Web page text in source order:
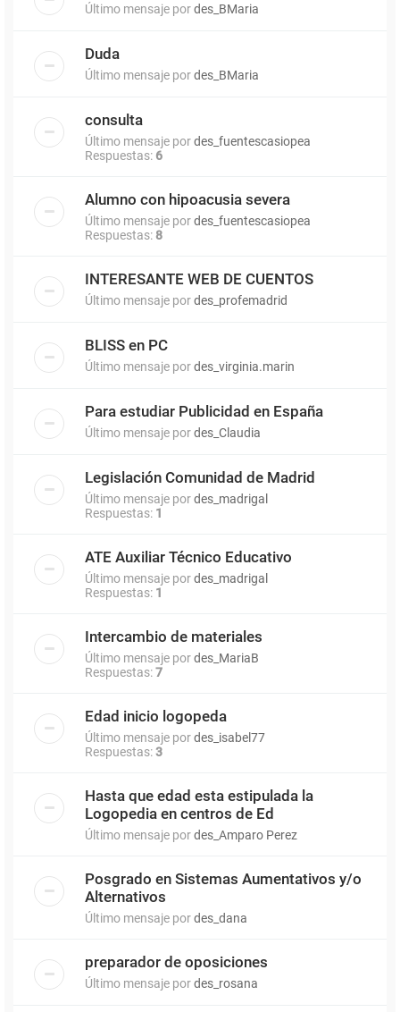
Último mensaje pordes_BMaria
Duda
Último mensaje pordes_BMaria
consulta
Último mensaje pordes_fuentescasiopea
Respuestas: 6
Alumno con hipoacusia severa
Último mensaje pordes_fuentescasiopea
Respuestas: 8
INTERESANTE WEB DE CUENTOS
Último mensaje pordes_profemadrid
BLISS en PC
Último mensaje pordes_virginia.marin
Para estudiar Publicidad en España
Último mensaje pordes_Claudia
Legislación Comunidad de Madrid
Último mensaje pordes_madrigal
Respuestas: 1
ATE Auxiliar Técnico Educativo
Último mensaje pordes_madrigal
Respuestas: 1
Intercambio de materiales
Último mensaje pordes_MariaB
Respuestas:7
Edad inicio logopeda
Último mensaje pordes_isabel77
Respuestas:3
Hasta que edad esta estipulada la
Logopedia en centros de Ed
Último mensaje pordes_Amparo Perez
Posgrado en Sistemas Aumentativos y/o
Alternativos
Último mensaje pordes_dana
preparador de oposiciones
Último mensaje pordes_rosana